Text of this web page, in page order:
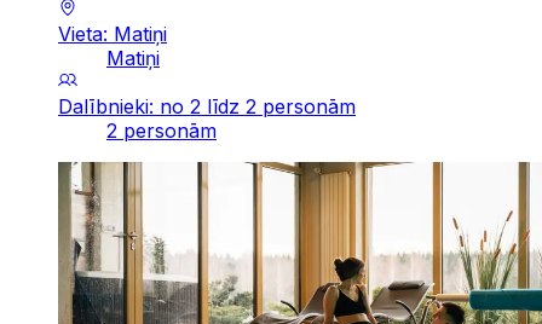
Vieta: Matiņi
Matiņi
Dalībnieki: no 2 līdz 2 personām
2 personām